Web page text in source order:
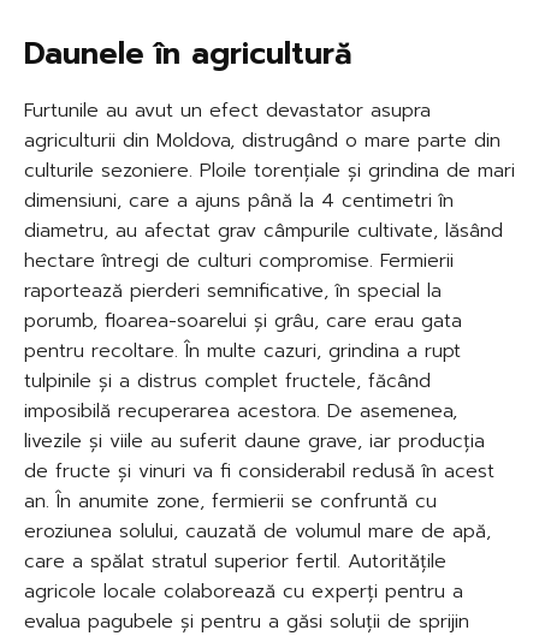
Daunele în agricultură
Furtunile au avut un efect devastator asupra
agriculturii din Moldova, distrugând o mare parte din
culturile sezoniere. Ploile torențiale și grindina de mari
dimensiuni, care a ajuns până la 4 centimetri în
diametru, au afectat grav câmpurile cultivate, lăsând
hectare întregi de culturi compromise. Fermierii
raportează pierderi semnificative, în special la
porumb, floarea-soarelui și grâu, care erau gata
pentru recoltare. În multe cazuri, grindina a rupt
tulpinile și a distrus complet fructele, făcând
imposibilă recuperarea acestora. De asemenea,
livezile și viile au suferit daune grave, iar producția
de fructe și vinuri va fi considerabil redusă în acest
an. În anumite zone, fermierii se confruntă cu
eroziunea solului, cauzată de volumul mare de apă,
care a spălat stratul superior fertil. Autoritățile
agricole locale colaborează cu experți pentru a
evalua pagubele și pentru a găsi soluții de sprijin